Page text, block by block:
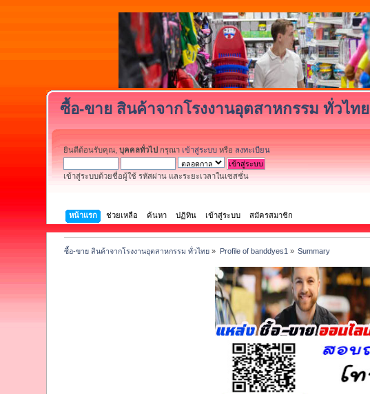
ซื้อ-ขาย สินค้าจากโรงงานอุตสาหกรรม ทั่วไทย
ยินดีต้อนรับคุณ,บุคคลทั่วไป กรุณา เข้าสู่ระบบ หรือ ลงทะเบียน
เข้าสู่ระบบด้วยชื่อผู้ใช้ รหัสผ่าน และระยะเวลาในเซสชั่น
หน้าแรก ช่วยเหลือ ค้นหา ปฏิทิน เข้าสู่ระบบ สมัครสมาชิก
ซื้อ-ขาย สินค้าจากโรงงานอุตสาหกรรม ทั่วไทย » Profile of banddyes1 » Summary